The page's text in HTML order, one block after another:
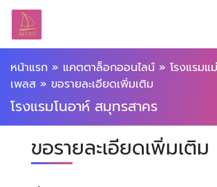
หน้าแรก » แคตตาล็อกออนไลน์ » โรงแรม
เพลส » ขอรายละเอียดเพิ่มเติม
โรงแรมโนอาห์ สมุทรสาคร
ขอรายละเอียดเพิ่มเติม